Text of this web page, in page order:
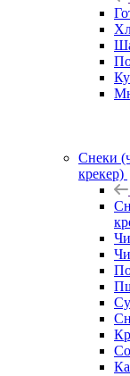
Снеки
крекер)